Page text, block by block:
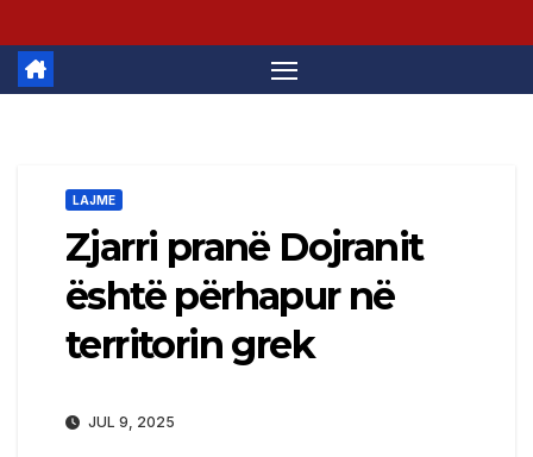
LAJME
Zjarri pranë Dojranit
është përhapur në
territorin grek
JUL 9, 2025